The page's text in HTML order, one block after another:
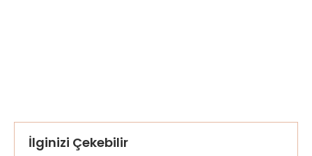
İlginizi Çekebilir